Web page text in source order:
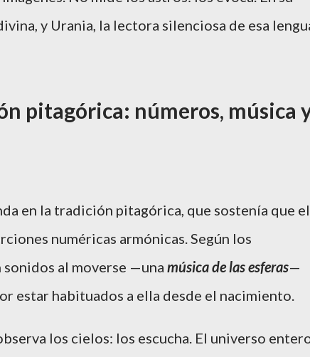
y Urania, la lectora silenciosa de esa
pitagórica: números, música
en la tradición pitagórica, que sostenía que el
numéricas armónicas. Según los
al moverse —una música de las esferas—
estar habituados a ella desde el nacimiento.
los cielos: los escucha. El universo